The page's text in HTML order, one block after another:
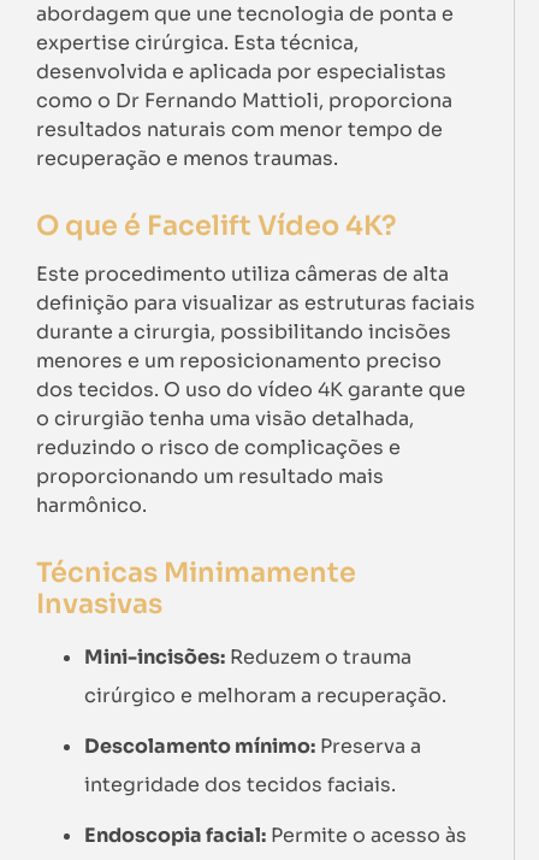
abordagem que une tecnologia de ponta e
expertise cirúrgica. Esta técnica,
desenvolvida e aplicada por especialistas
como o Dr Fernando Mattioli, proporciona
resultados naturais com menor tempo de
recuperação e menos traumas.
O que é Facelift Vídeo 4K?
Este procedimento utiliza câmeras de alta
definição para visualizar as estruturas faciais
durante a cirurgia, possibilitando incisões
menores e um reposicionamento preciso
dos tecidos. O uso do vídeo 4K garante que
o cirurgião tenha uma visão detalhada,
reduzindo o risco de complicações e
proporcionando um resultado mais
harmônico.
Técnicas Minimamente
Invasivas
Mini-incisões: Reduzem o trauma
cirúrgico e melhoram a recuperação.
Descolamento mínimo: Preserva a
integridade dos tecidos faciais.
Endoscopia facial: Permite o acesso às